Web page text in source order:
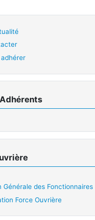
Générale des Fonctionnaires
Force Ouvrière